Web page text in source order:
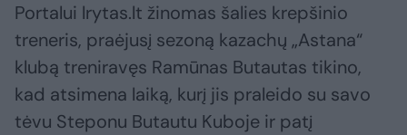
Portalui lrytas.lt žinomas šalies krepšinio
treneris, praėjusį sezoną kazachų „Astana“
klubą treniravęs Ramūnas Butautas tikino,
kad atsimena laiką, kurį jis praleido su savo
tėvu Steponu Butautu Kuboje ir patį